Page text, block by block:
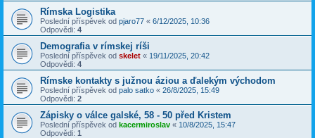
Rímska Logistika
Poslední příspěvek od pjaro77 « 6/12/2025, 10:36
Odpovědi: 4
Demografia v rímskej ríši
Poslední příspěvek od skelet « 19/11/2025, 20:42
Odpovědi: 4
Rímske kontakty s južnou áziou a ďalekým východom
Poslední příspěvek od palo satko « 26/8/2025, 15:49
Odpovědi: 2
Zápisky o válce galské, 58 - 50 před Kristem
Poslední příspěvek od kacermiroslav « 10/8/2025, 15:47
Odpovědi: 1